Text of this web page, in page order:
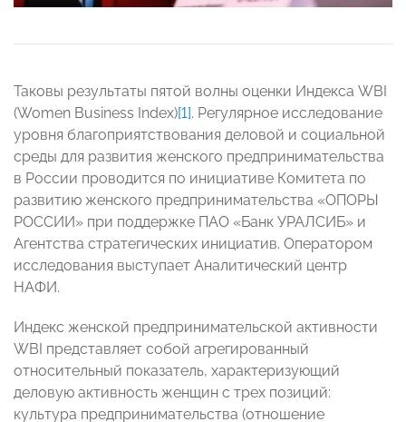
Таковы результаты пятой волны оценки Индекса WBI
(Women Business Index)[1]. Регулярное исследование
уровня благоприятствования деловой и социальной
среды для развития женского предпринимательства
в России проводится по инициативе Комитета по
развитию женского предпринимательства «ОПОРЫ
РОССИИ» при поддержке ПАО «Банк УРАЛСИБ» и
Агентства стратегических инициатив. Оператором
исследования выступает Аналитический центр
НАФИ.
Индекс женской предпринимательской активности
WBI представляет собой агрегированный
относительный показатель, характеризующий
деловую активность женщин с трех позиций:
культура предпринимательства (отношение